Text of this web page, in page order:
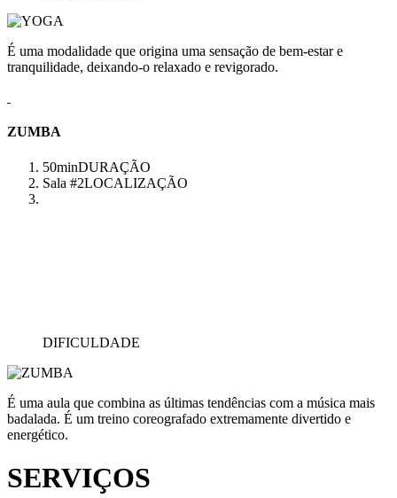
É uma modalidade que origina uma sensação de bem-estar e
tranquilidade, deixando-o relaxado e revigorado.
ZUMBA
50minDURAÇÃO
Sala #2LOCALIZAÇÃO
DIFICULDADE
É uma aula que combina as últimas tendências com a música mais
badalada. É um treino coreografado extremamente divertido e
energético.
SERVIÇOS